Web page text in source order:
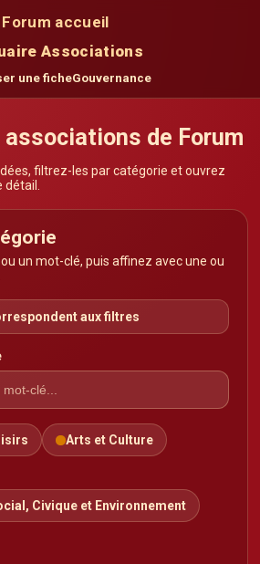
Forum accueil
Associations
une ficheGouvernance
de Forum
filtrez-les par catégorie et ouvrez
un mot-clé, puis affinez avec une ou
aux filtres
Arts et Culture
Civique et Environnement